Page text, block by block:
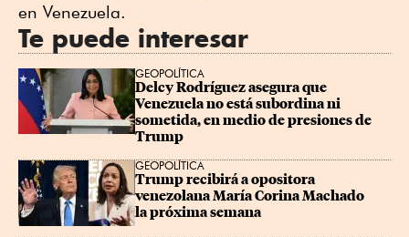
en Venezuela.
Te puede interesar
GEOPOLÍTICA
Delcy Rodríguez asegura que
Venezuela no está subordina ni
sometida, en medio de presiones de
Trump
GEOPOLÍTICA
Trump recibirá a opositora
venezolana María Corina Machado
la próxima semana